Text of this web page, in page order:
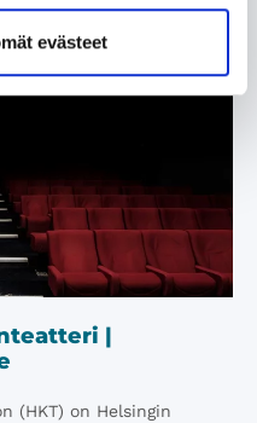
evästeet
|
(HKT) on Helsingin